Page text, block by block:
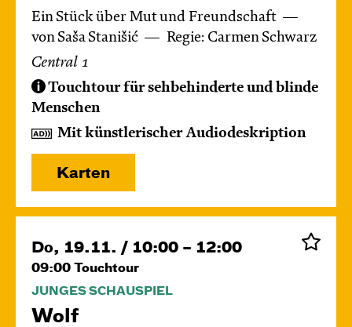
Ein Stück über Mut und Freundschaft
von Saša Stanišić
Regie: Carmen Schwarz
Central 1
Touchtour für sehbehinderte und blinde
Menschen
Mit künstlerischer Audiodeskription
Karten
Do, 19.11. / 10:00 – 12:00
09:00 Touchtour
JUNGES SCHAUSPIEL
Wolf